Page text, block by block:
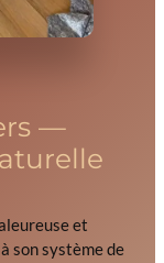
—
et
son système de